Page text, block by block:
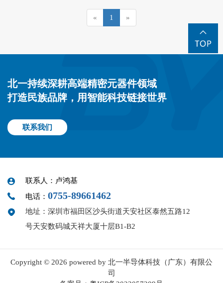
« 1 »
北一持续深耕高端精密元器件领域
打造民族品牌，用智能科技链接世界
联系我们
联系人：卢鸿基
电话： 0755-89661462
地址：深圳市福田区沙头街道天安社区泰然五路12
号天安数码城天祥大厦十层B1-B2
Copyright © 2026 powered by 北一半导体科技（广东）有限公
司